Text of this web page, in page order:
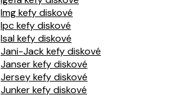
Img kefy diskové
Ipc kefy diskové
Isal kefy diskové
Jani-Jack kefy diskové
Janser kefy diskové
Jersey kefy diskové
Junker kefy diskové